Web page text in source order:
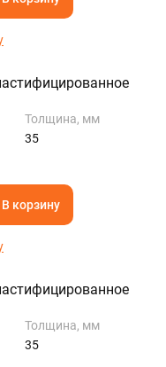
Толщина, мм
35
В корзину
Толщина, мм
35